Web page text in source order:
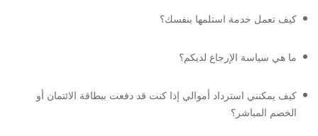
كيف تعمل خدمة استلمها بنفسك؟
ما هي سياسة الإرجاع لديكم؟
كيف يمكنني استرداد أموالي إذا كنت قد دفعت ببطاقة الائتمان أو
الخصم المباشر؟